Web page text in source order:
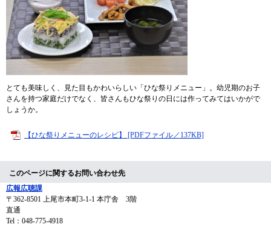
とても美味しく、見た目もかわいらしい「ひな祭りメニュー」。幼児期のお子
さんを持つ家庭だけでなく、皆さんもひな祭りの日には作ってみてはいかがで
しょうか。
【ひな祭りメニューのレシピ】 [PDFファイル／137KB]
このページに関するお問い合わせ先
広報広聴課
〒362-8501 上尾市本町3-1-1 本庁舎 3階
直通
Tel：048-775-4918